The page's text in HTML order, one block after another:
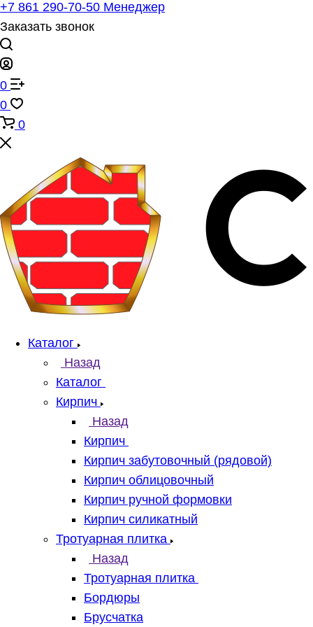
+7 861 290-70-50 Менеджер
Заказать звонок
0
0
0
Каталог
Назад
Каталог
Кирпич
Назад
Кирпич
Кирпич забутовочный (рядовой)
Кирпич облицовочный
Кирпич ручной формовки
Кирпич силикатный
Тротуарная плитка
Назад
Тротуарная плитка
Бордюры
Брусчатка